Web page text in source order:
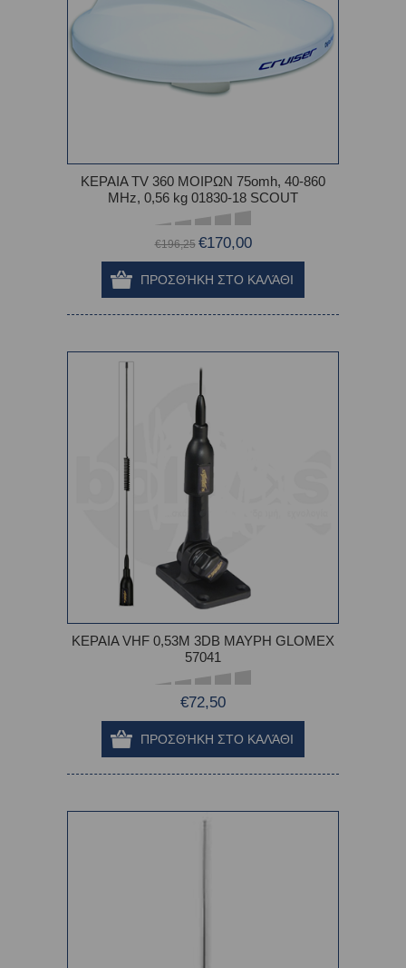
ΚΕΡΑΙΑ TV 360 ΜΟΙΡΩΝ 75omh, 40-860
MHz, 0,56 kg 01830-18 SCOUT
€196,25 €170,00
ΚΕΡΑΙΑ VHF 0,53Μ 3DB ΜΑΥΡΗ GLOMEX
57041
€72,50